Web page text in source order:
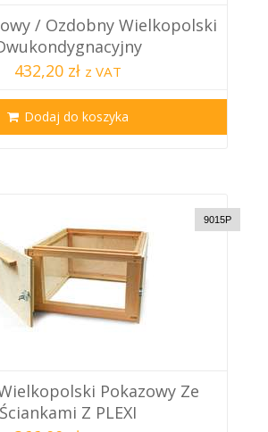
/ Ozdobny Wielkopolski
432,20 zł z VAT
Dodaj do koszyka
9015P
Pokazowy Ze
Ściankami Z PLEXI